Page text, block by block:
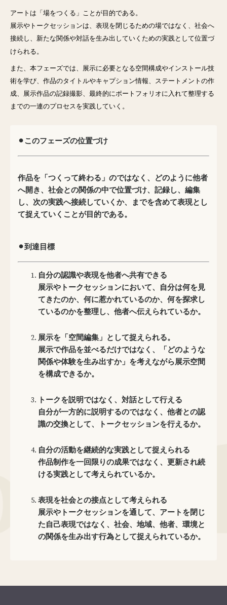
アートは「場をつくる」ことが目的である。
展示やトークセッションは、表現を閉じるための場ではなく、社会へ
接続し、新たな関係や対話を生み出していくための実践として位置づ
けられる。
また、本フェーズでは、展示に必要となる空間構成やインストール技
術を学び、作品のタイトルやキャプション情報、ステートメントの作
成、展示作品の記録撮影、最終的にポートフォリオに入れて整理する
までの一連のプロセスを実践していく。
⚫︎このフェーズの位置づけ
作品を「つくって終わる」のではなく、どのように他者
へ開き、社会との関係の中で位置づけ、記録し、編集
し、次の実践へ接続していくか、までを含めて表現とし
て捉えていくことが目的である。
⚫︎到達目標
自分の認識や表現を他者へ共有できる
展示やトークセッションにおいて、自分は何を見
てきたのか、何に惹かれているのか、何を探求し
ているのかを整理し、他者へ伝えられているか。
展示を「空間編集」として捉えられる。
展示で作品を並べるだけではなく、「どのような
関係や体験を生み出すか」を考えながら展示空間
を構成できるか。
トークを説明ではなく、対話として行える
自分が一方的に説明するのではなく、他者との認
識の交換として、トークセッションを行えるか。
自分の活動を継続的な実践として捉えられる
作品制作を一回限りの成果ではなく、更新され続
ける実践として考えられているか。
表現を社会との接点として考えられる
展示やトークセッションを通して、アートを閉じ
た自己表現ではなく、社会、地域、他者、環境と
の関係を生み出す行為として捉えられているか。